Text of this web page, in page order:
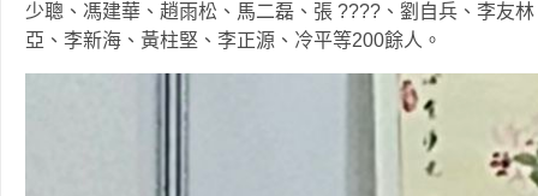
少聰、馮建華、趙雨松、馬二磊、張 ????、劉自兵、李友
亞、李新海、黃柱堅、李正源、冷平等200餘人。